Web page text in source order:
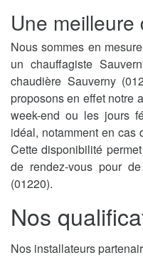
Une meilleure
Nous sommes en
un chauffagiste
chaudière Sauverny
proposons en effet notre
week-end ou les jours
idéal, notamment en cas
Cette disponibilité
de rendez-vous pour
(01220).
Nos
Nos installateurs